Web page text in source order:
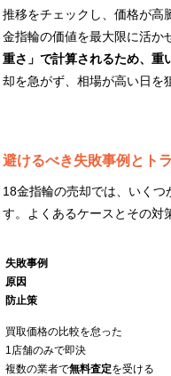
推移をチェックし、価格が高
金指輪の価値を最大限に活か
重さ」で計算されるため、重
却を急がず、相場が高い日を
避けるべき失敗事例とト
18金指輪の売却では、いくつ
す。よくあるケースとその対
失敗事例
原因
防止策
買取価格の比較を怠った
1店舗のみで即決
複数の業者で無料査定を受ける